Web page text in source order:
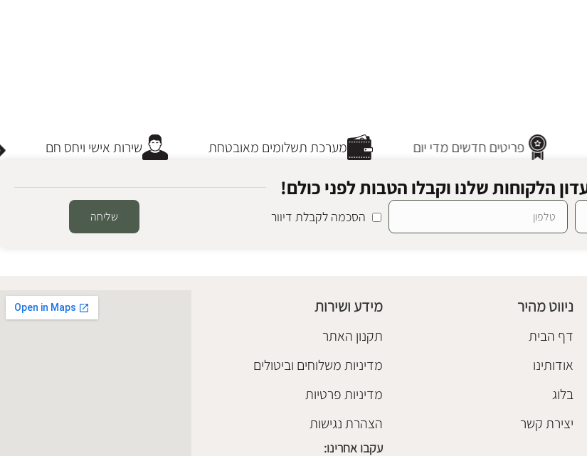
שירות אישי ויחס חם מערכת תשלומים מאובטחת פריטים חדשים מדי יום
הלקוחות שלנו וקבלו הטבות לפני כולם!
הסכמה לקבלת דיוור שליחה
ניווט מהיר
דף הבית
אודותינו
בלוג
יצירת קשר
מידע ושירות
תקנון האתר
מדיניות משלוחים וביטולים
מדיניות פרטיות
הצהרת נגישות
עקבו אחרינו: